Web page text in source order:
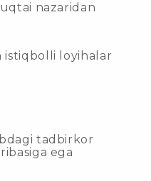
nazaridan
istiqbolli loyihalar
tadbirkor
ega